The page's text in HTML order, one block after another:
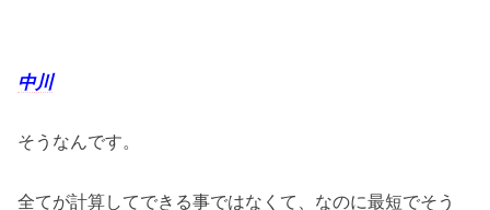
中川
そうなんです。
全てが計算してできる事ではなくて、なのに最短でそう